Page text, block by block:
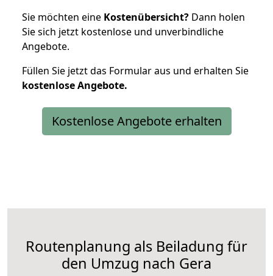
Sie möchten eine Kostenübersicht? Dann holen
Sie sich jetzt kostenlose und unverbindliche
Angebote.
Füllen Sie jetzt das Formular aus und erhalten Sie
kostenloseAngebote.
Kostenlose Angebote erhalten
Routenplanung als Beiladung für
den Umzug nach Gera